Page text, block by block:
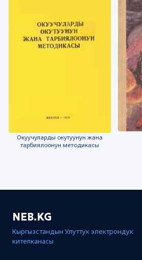
Окуучуларды окутуунун жана
тарбиялоонун методикасы
NEB.KG
Кыргызстандын Улуттук электрондук
китепканасы